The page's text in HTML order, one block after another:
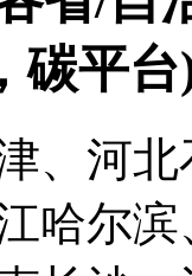
碳平台
、河
哈尔